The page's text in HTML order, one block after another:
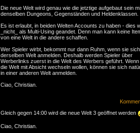
Die neue Welt wird genau wie die jetztige aufgebaut sein
denselben Dungeons, Gegenständen und Heldenklassen.
Es ist erlaubt, in beiden Welten Accounts zu haben - dies
_nicht_ als Multi-Using geandet. Denn man kann keine
von eine Welt in die andere schaffen.
Wer Spieler wirbt, bekommt nur dann Ruhm, wenn sie
derselben Welt anmelden. Deshalb werden Spieler über
Werberlinks zuerst in die Welt des Werbers geführt. Wenn
die Welt mit Absicht wechseln wollen, können sie sich
in einer anderen Welt anmelden.
Ciao, Christian.
Gleich gegen 14:00 wird die neue Welt 3 geöffnet werden
Ciao, Christian.